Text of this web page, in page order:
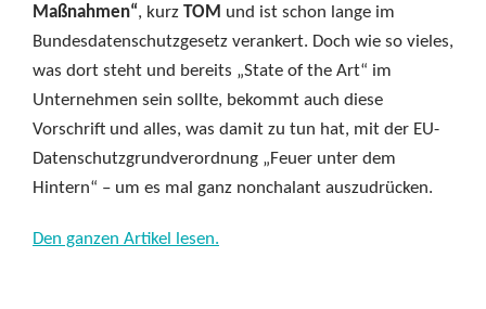
Maßnahmen“, kurz TOM und ist schon lange im
Bundesdatenschutzgesetz verankert. Doch wie so vieles,
was dort steht und bereits „State of the Art“ im
Unternehmen sein sollte, bekommt auch diese
Vorschrift und alles, was damit zu tun hat, mit der EU-
Datenschutzgrundverordnung „Feuer unter dem
Hintern“ – um es mal ganz nonchalant auszudrücken.
Den ganzen Artikel lesen.